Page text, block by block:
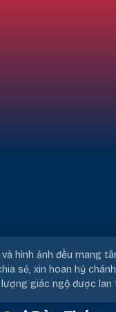
hình ảnh đều mang
sẻ, xin hoan hỷ
giác ngộ được lan